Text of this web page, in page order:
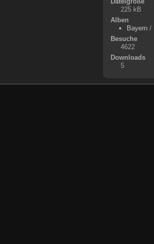
225 kB
Alben
Bayern /
Besuche
4622
Downloads
5